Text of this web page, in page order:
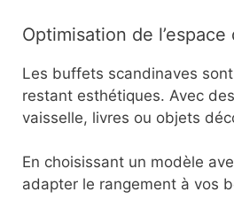
Optimisation de
Les buffets scandinaves
restant esthétiques. Avec
vaisselle, livres ou objets
En choisissant un modèle
adapter le rangement à vos